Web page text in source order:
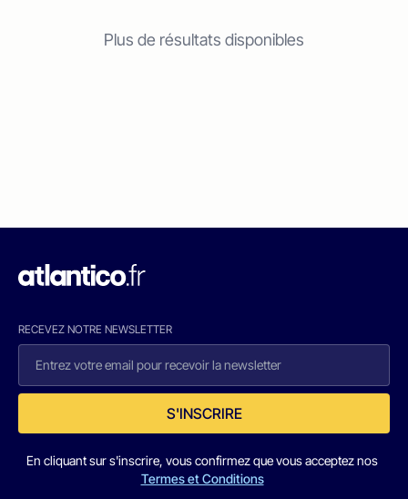
Plus de résultats disponibles
RECEVEZ NOTRE NEWSLETTER
S'INSCRIRE
En cliquant sur s'inscrire, vous confirmez que vous acceptez nos
Termes et Conditions